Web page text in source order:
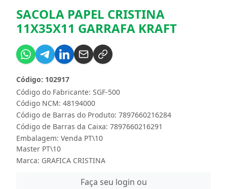
SACOLA PAPEL CRISTINA
11X35X11 GARRAFA KRAFT
Código do Fabricante: SGF-500
Código: 102917
Código NCM: 48194000
Código de Barras do Produto: 7897660216284
Código de Barras da Caixa: 7897660216291
Embalagem: Venda PT\10
Master PT\10
Marca: GRAFICA CRISTINA
Faça seu login ou